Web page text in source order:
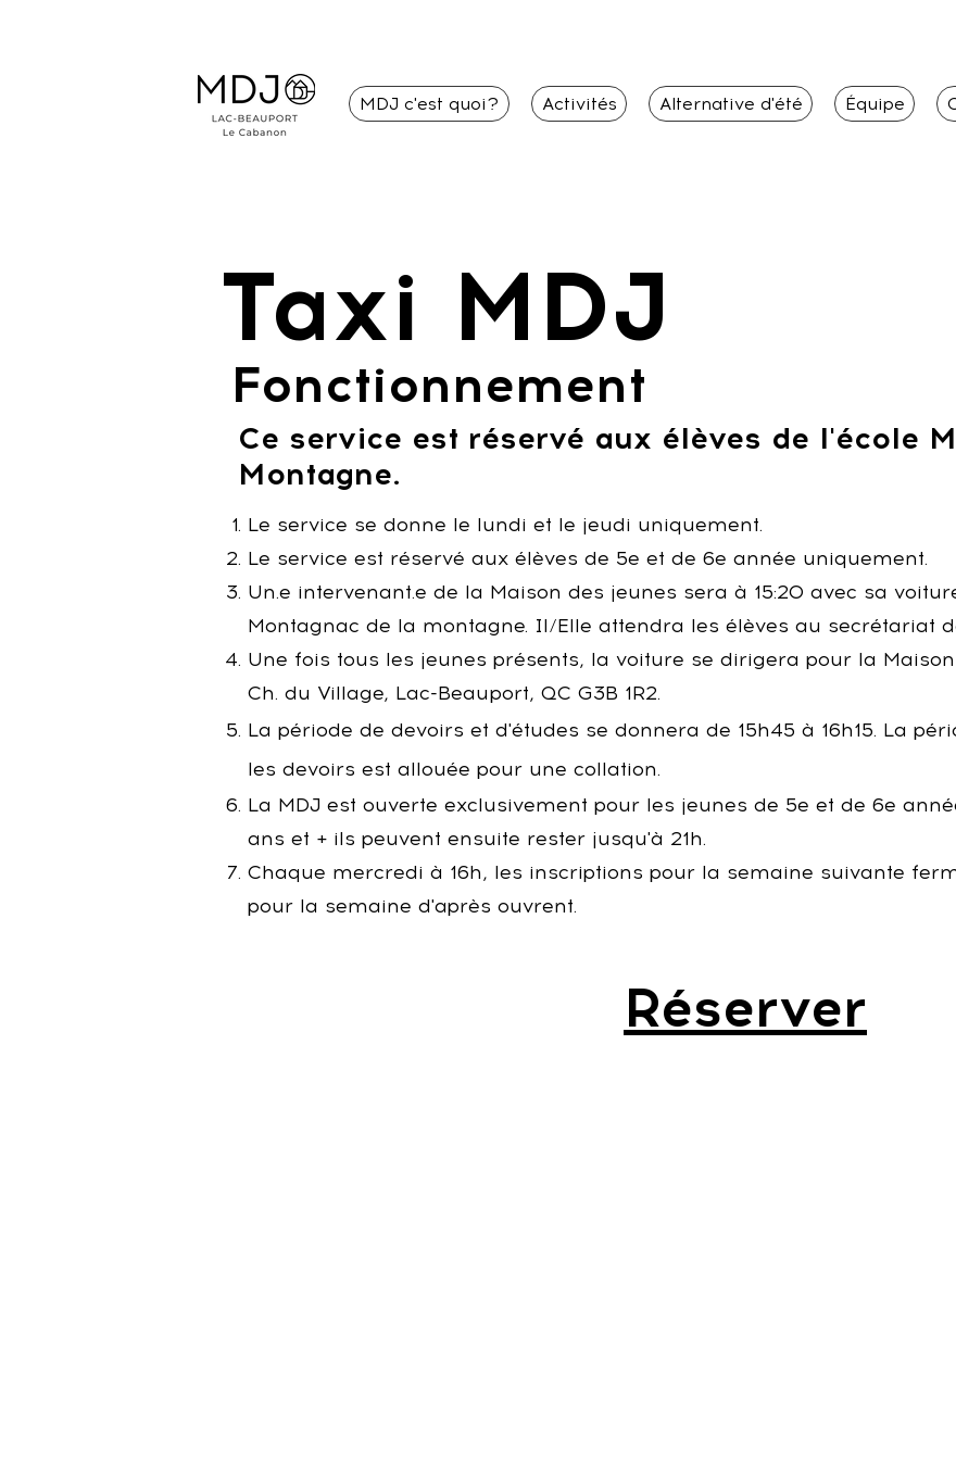
MDJ c'est quoi? Activités Alternative d'été Équipe
Taxi MDJ
Fonctionnement
Ce service est réservé aux élèves de l'école
Montagne.
Le service se donne le lundi et le jeudi uniquement.
Le service est réservé aux élèves de 5e et de 6e année uniquement.
Un.e intervenant.e de la Maison des jeunes sera à 15:20 avec sa
Montagnac de la montagne. Il/Elle attendra les élèves au secrétariat
Une fois tous les jeunes présents, la voiture se dirigera pour la
Ch. du Village, Lac-Beauport, QC G3B 1R2.
La période de devoirs et d'études se donnera de 15h45 à 16h15.​ La
les devoirs est allouée pour une collation.
La MDJ est ouverte exclusivement pour les jeunes de 5e et de 6e
ans et + ils peuvent ensuite rester jusqu'à 21h.
Chaque mercredi à 16h, les inscriptions pour la semaine suivante
pour la semaine d'après ouvrent.
Réserver